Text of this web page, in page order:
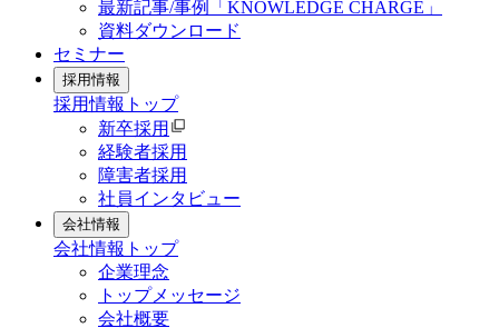
最新記事/事例「KNOWLEDGE CHARGE」
資料ダウンロード
セミナー
採用情報
採用情報 トップ
新卒採用
経験者採用
障害者採用
社員インタビュー
会社情報
会社情報 トップ
企業理念
トップメッセージ
会社概要